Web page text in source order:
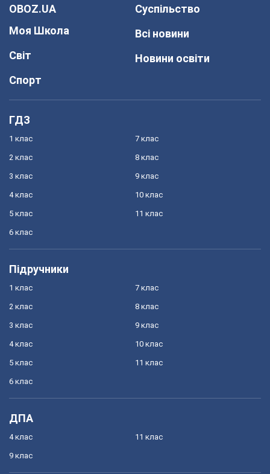
OBOZ.UA
Моя Школа
Світ
Спорт
Суспільство
Всі новини
Новини освіти
ГДЗ
1 клас
2 клас
3 клас
4 клас
5 клас
6 клас
7 клас
8 клас
9 клас
10 клас
11 клас
Підручники
1 клас
2 клас
3 клас
4 клас
5 клас
6 клас
7 клас
8 клас
9 клас
10 клас
11 клас
ДПА
4 клас
9 клас
11 клас